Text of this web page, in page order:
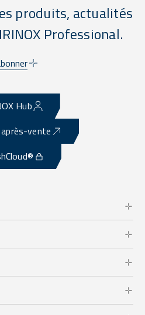
produits, actualités
Professional.
Hub
vente